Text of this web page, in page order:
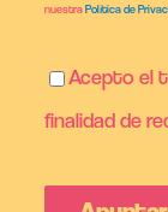
nuestraPolítica de
Acepto el
finalidad de